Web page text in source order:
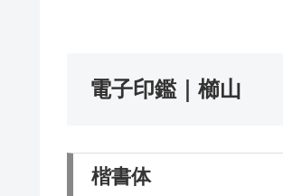
電子印鑑｜櫛山
楷書体